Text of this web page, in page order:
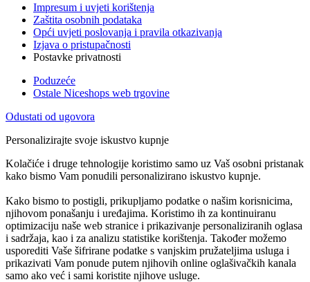
Impresum i uvjeti korištenja
Zaštita osobnih podataka
Opći uvjeti poslovanja i pravila otkazivanja
Izjava o pristupačnosti
Postavke privatnosti
Poduzeće
Ostale Niceshops web trgovine
Odustati od ugovora
Personalizirajte svoje iskustvo kupnje
Kolačiće i druge tehnologije koristimo samo uz Vaš osobni pristanak
kako bismo Vam ponudili personalizirano iskustvo kupnje.
Kako bismo to postigli, prikupljamo podatke o našim korisnicima,
njihovom ponašanju i uređajima. Koristimo ih za kontinuiranu
optimizaciju naše web stranice i prikazivanje personaliziranih oglasa
i sadržaja, kao i za analizu statistike korištenja. Također možemo
usporediti Vaše šifrirane podatke s vanjskim pružateljima usluga i
prikazivati Vam ponude putem njihovih online oglašivačkih kanala
samo ako već i sami koristite njihove usluge.